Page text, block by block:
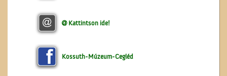
A ceglédi Vasutas
Kattintson ide!
Kossuth-Múzeum-Cegléd